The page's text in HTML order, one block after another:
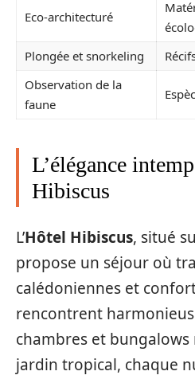
Eco-architecturé
Plongée et snorkeling
Observation de la
faune
L’élégance
Hibiscus
L’Hôtel Hibiscus, situé
propose un séjour où
calédoniennes et
rencontrent
chambres et bungalows
jardin tropical, chaque